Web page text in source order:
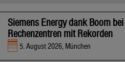
Siemens Energy dank Boom bei
Rechenzentren mit Rekorden
5. August 2026, München